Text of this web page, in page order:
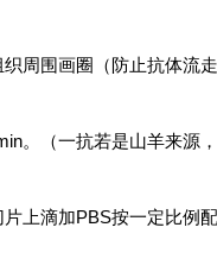
周围画圈（防止抗体流走
。（一抗若是山羊来源，
上滴加PBS按一定比例